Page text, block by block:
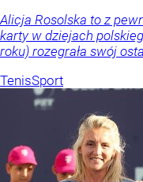
Alicja Rosolska to z
karty w dziejach
roku) rozegrała swój
TenisSport